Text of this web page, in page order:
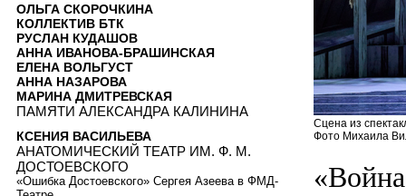
Сцена из
Фото Михаила
ОЛЬГА СКОРОЧКИНА
КОЛЛЕКТИВ БТК
РУСЛАН КУДАШОВ
АННА ИВАНОВА-БРАШИНСКАЯ
ЕЛЕНА ВОЛЬГУСТ
АННА НАЗАРОВА
МАРИНА ДМИТРЕВСКАЯ
ПАМЯТИ АЛЕКСАНДРА КАЛИНИНА
КСЕНИЯ ВАСИЛЬЕВА
АНАТОМИЧЕСКИЙ ТЕАТР ИМ. Ф. М.
ДОСТОЕВСКОГО
«Ошибка Достоевского» Сергея Азеева в ФМД-